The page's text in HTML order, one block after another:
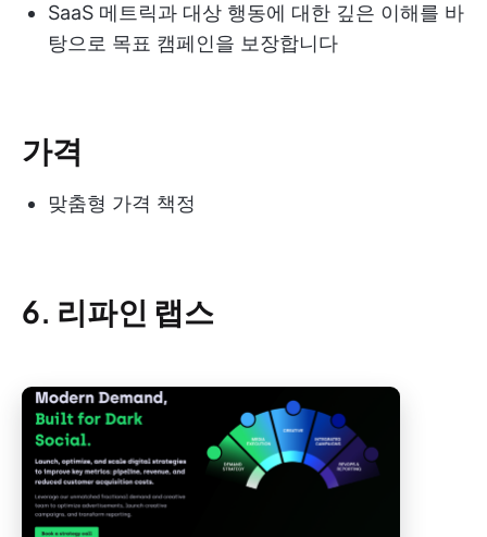
SaaS 메트릭과 대상 행동에 대한 깊은 이해를 바
탕으로 목표 캠페인을 보장합니다
가격
맞춤형 가격 책정
6. 리파인 랩스